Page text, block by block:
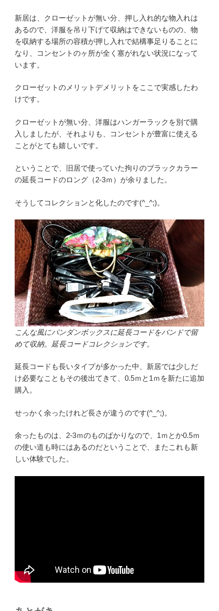
新居は、クローゼットが無い分、押し入れ的な物入れは
あるので、洋服を吊り下げて収納はできないものの、物
を収納する場所の容積が押し入れで結構事足りることに
なり、コンセントのヶ所が全く塞がれない状況になって
います。
クローゼットのメリットデメリットをここで実感したわ
けです。
クローゼットが無い分、洋服はハンガーラックを別で購
入しましたが、それよりも、コンセントが豊富に使える
ことがとても嬉しいです。
ということで、旧居で使っていた拘りのブラックカラー
の延長コードのロング（2-3ｍ）が余りました。
そうしてコレクションと化したのです(^_^;)。
こんな風にパンダンボックスに延長コードをバンドで留
めて収納。延長コードコレクションです。
延長コードも長いタイプが多かった中、新居では少しだ
け必要なこともその後出てきて、0.5ｍと1ｍを新たに追加
購入。
せっかく余ったけれど長さが違うのです(^_^;)。
余ったものは、2-3ｍのものばかりなので、1ｍとか0.5ｍ
の使い道も時にはあるのだということで、またこれも新
しい体験でした。